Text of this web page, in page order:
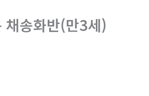
채송화반(만3세)